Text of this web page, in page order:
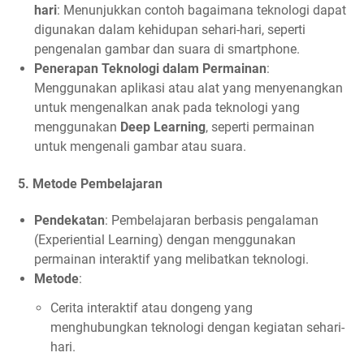
hari: Menunjukkan contoh bagaimana teknologi dapat
digunakan dalam kehidupan sehari-hari, seperti
pengenalan gambar dan suara di smartphone.
Penerapan Teknologi dalam Permainan:
Menggunakan aplikasi atau alat yang menyenangkan
untuk mengenalkan anak pada teknologi yang
menggunakan Deep Learning, seperti permainan
untuk mengenali gambar atau suara.
5. Metode Pembelajaran
Pendekatan: Pembelajaran berbasis pengalaman
(Experiential Learning) dengan menggunakan
permainan interaktif yang melibatkan teknologi.
Metode:
Cerita interaktif atau dongeng yang
menghubungkan teknologi dengan kegiatan sehari-
hari.